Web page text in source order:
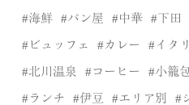
海鮮 パン屋 中華 下田
ビュッフェ カレー イタ
北川温泉 コーヒー 小籠
ランチ 伊豆 エリア別